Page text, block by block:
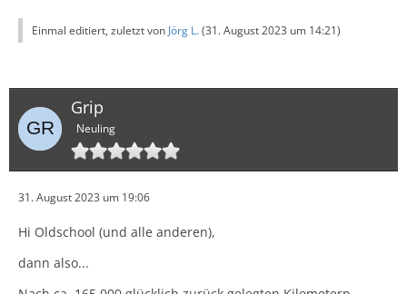
Das Auto war ursprünglich nicht für den deutschen
Dabei offenbarte das CVT-Getriebe eine Schwachstelle,
die speziell in Deutschlang mit seinen vergleichsweise
hohen erlaubten Autobahngeschwindigkeiten zu tun
Dauerbelastungen zu schwach dimensionierte Kühlung.
Einmal editiert, zuletzt von Jörg L.(31. August 2023 um 14:21)
Grip
Neuling
31. August 2023 um 19:06
Hi Oldschool (und alle anderen),
dann also...